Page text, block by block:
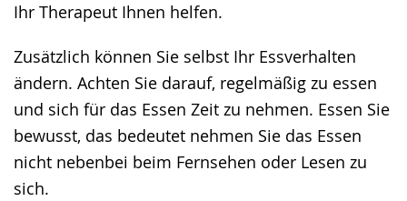
Ihr Therapeut Ihnen helfen.
Zusätzlich können Sie selbst Ihr Essverhalten
ändern. Achten Sie darauf, regelmäßig zu essen
und sich für das Essen Zeit zu nehmen. Essen Sie
bewusst, das bedeutet nehmen Sie das Essen
nicht nebenbei beim Fernsehen oder Lesen zu
sich.